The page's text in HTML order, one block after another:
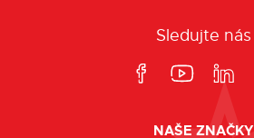
Sledujte nás
NAŠE ZNAČKY